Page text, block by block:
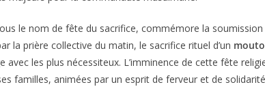
le nom de fête du sacrifice, commémore la
la prière collective du matin, le sacrifice rituel d’un
avec les plus nécessiteux. L’imminence de cette fête
familles, animées par un esprit de ferveur et de